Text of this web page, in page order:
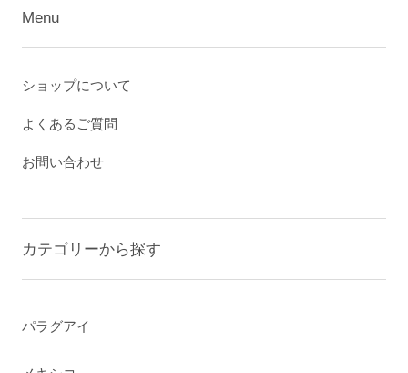
Menu
ショップについて
よくあるご質問
お問い合わせ
カテゴリーから探す
パラグアイ